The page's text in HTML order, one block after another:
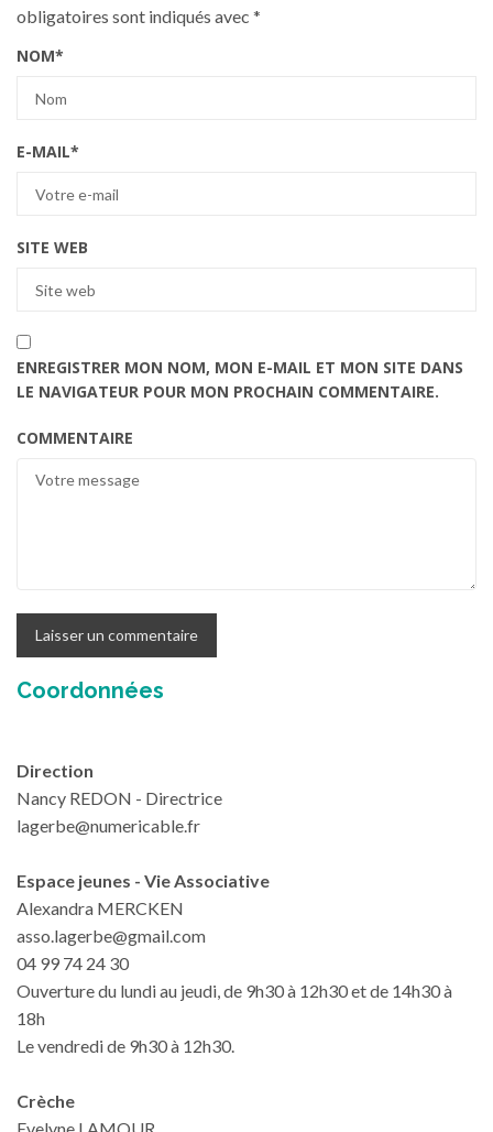
obligatoires sont indiqués avec *
NOM*
E-MAIL*
SITE WEB
ENREGISTRER MON NOM, MON E-MAIL ET MON SITE DANS
LE NAVIGATEUR POUR MON PROCHAIN COMMENTAIRE.
COMMENTAIRE
Coordonnées
Direction
Nancy REDON - Directrice
lagerbe@numericable.fr
Espace jeunes - Vie Associative
Alexandra MERCKEN
asso.lagerbe@gmail.com
04 99 74 24 30
Ouverture du lundi au jeudi, de 9h30 à 12h30 et de 14h30 à
18h
Le vendredi de 9h30 à 12h30.
Crèche